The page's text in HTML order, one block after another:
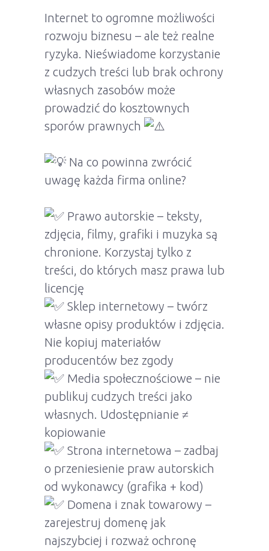
Internet to ogromne możliwości
rozwoju biznesu – ale też realne
ryzyka. Nieświadome korzystanie
z cudzych treści lub brak ochrony
własnych zasobów może
prowadzić do kosztownych
sporów prawnych
Na co powinna zwrócić
uwagę każda firma online?
Prawo autorskie – teksty,
zdjęcia, filmy, grafiki i muzyka są
chronione. Korzystaj tylko z
treści, do których masz prawa lub
licencję
Sklep internetowy – twórz
własne opisy produktów i zdjęcia.
Nie kopiuj materiałów
producentów bez zgody
Media społecznościowe – nie
publikuj cudzych treści jako
własnych. Udostępnianie ≠
kopiowanie
Strona internetowa – zadbaj
o przeniesienie praw autorskich
od wykonawcy (grafika + kod)
Domena i znak towarowy –
zarejestruj domenę jak
najszybciej i rozważ ochronę